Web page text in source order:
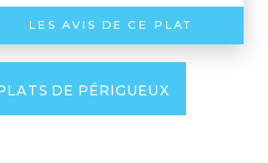
LES AVIS DE CE PLAT
DE PÉRIGUEUX